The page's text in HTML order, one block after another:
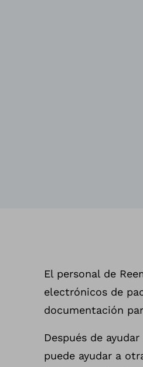
El personal de
electrónicos de
documentación
Después de
puede ayudar a